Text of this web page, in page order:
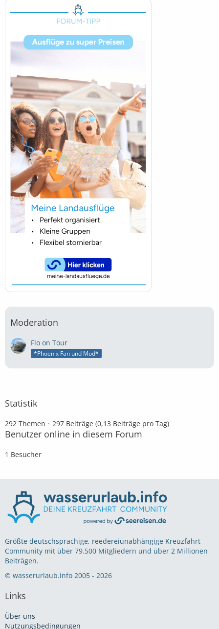
Moderation
Flo on Tour
*Phoenix Fan und Mod*
Statistik
292 Themen 297 Beiträge (0,13 Beiträge pro Tag)
Benutzer online in diesem Forum
1 Besucher
Größte deutschsprachige, reedereiunabhängige Kreuzfahrt
Community mit über 79.500 Mitgliedern und über 2 Millionen
Beiträgen.
© wasserurlaub.info 2005 - 2026
Links
Über uns
Nutzungsbedingungen